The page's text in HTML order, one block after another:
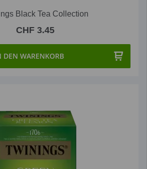
Black Tea Collection
CHF 3.45
DEN WARENKORB